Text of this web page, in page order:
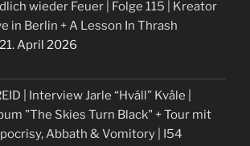
wieder Feuer | Folge 115 | Kreator
in Berlin + A Lesson In Thrash
21. April 2026
| Interview Jarle “Hváll” Kvåle |
"The Skies Turn Black" + Tour mit
Abbath & Vomitory | I54